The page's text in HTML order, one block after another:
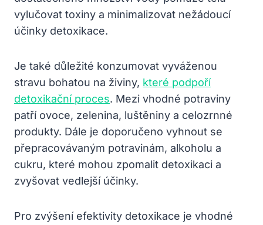
vylučovat toxiny a minimalizovat nežádoucí
účinky detoxikace.
Je také důležité konzumovat vyváženou
stravu bohatou na živiny, které podpoří
detoxikační proces. Mezi vhodné potraviny
patří ovoce, zelenina, luštěniny a celozrnné
produkty. Dále je doporučeno vyhnout se
přepracovávaným potravinám, alkoholu a
cukru, které mohou zpomalit detoxikaci a
zvyšovat vedlejší účinky.
Pro zvýšení efektivity detoxikace je vhodné